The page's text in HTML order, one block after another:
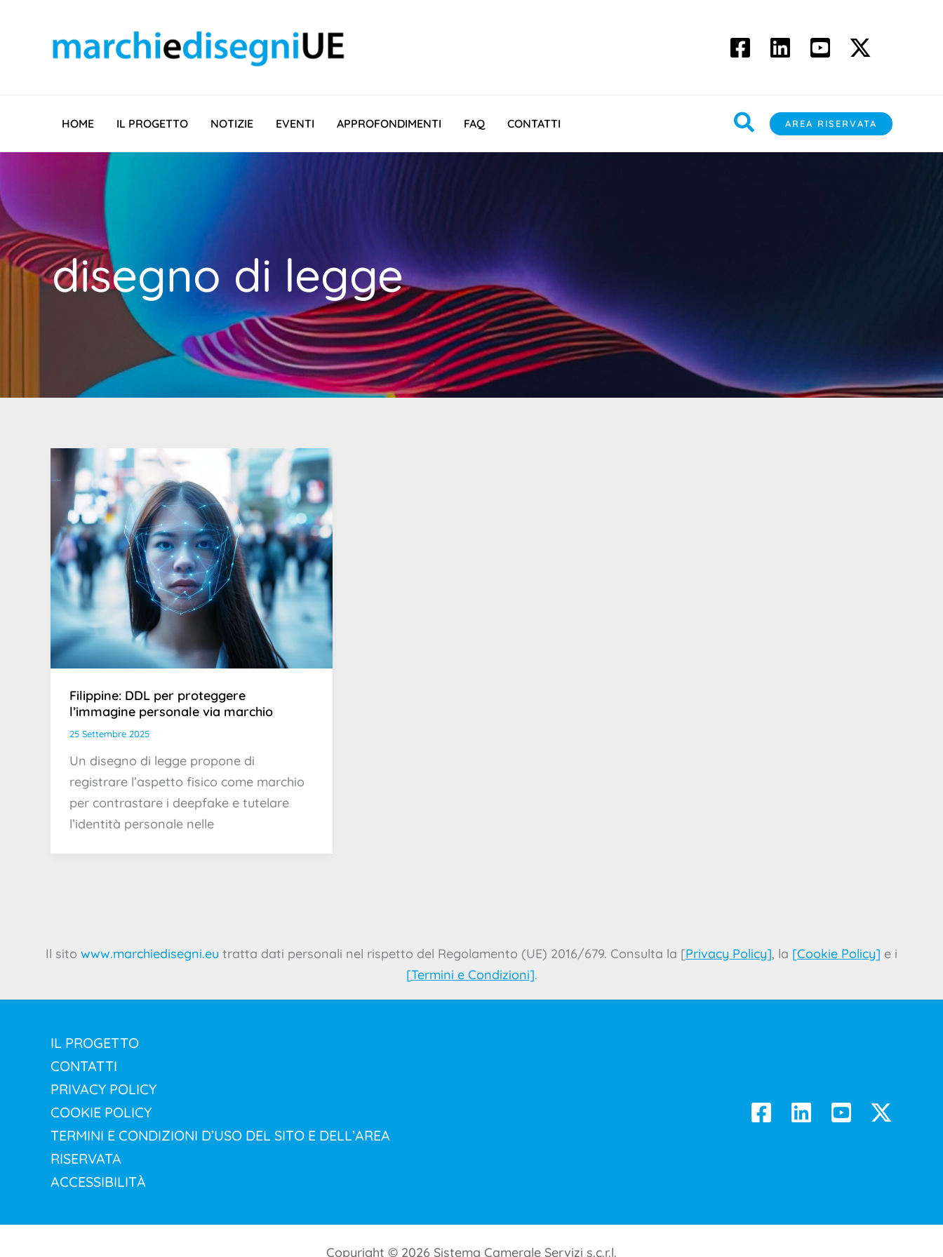
contenuto
HOME IL PROGETTO NOTIZIE EVENTI APPROFONDIMENTI FAQ CONTATTI CercaAREA RISERVATA
disegno di legge
Filippine: DDL per proteggere
l’immagine personale via marchio
25 Settembre 2025
Un disegno di legge propone di
registrare l’aspetto fisico come marchio
per contrastare i deepfake e tutelare
l’identità personale nelle
Il sito www.marchiedisegni.eu tratta dati personali nel rispetto del Regolamento (UE) 2016/679. Consulta la [Privacy Policy], la [Cookie Policy] e i
[Termini e Condizioni].
IL PROGETTO
CONTATTI
PRIVACY POLICY
COOKIE POLICY
TERMINI E CONDIZIONI D’USO DEL SITO E DELL’AREA
RISERVATA
ACCESSIBILITÀ
Copyright © 2026 Sistema Camerale Servizi s.c.r.l.